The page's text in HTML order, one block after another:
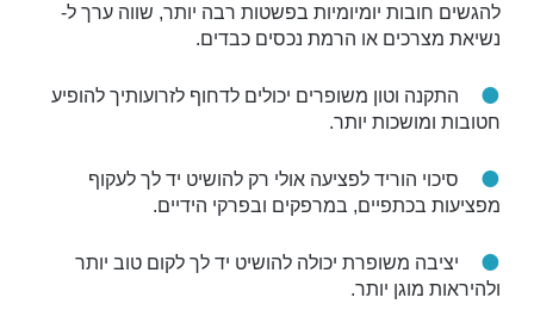
להגשים חובות יומיומיות בפשטות רבה יותר, שווה ערך ל-
נשיאת מצרכים או הרמת נכסים כבדים.
התקנה וטון משופרים יכולים לדחוף לזרועותיך להופיע
חטובות ומושכות יותר.
סיכוי הוריד לפציעה אולי רק להושיט יד לך לעקוף
מפציעות בכתפיים, במרפקים ובפרקי הידיים.
יציבה משופרת יכולה להושיט יד לך לקום טוב יותר
ולהיראות מוגן יותר.